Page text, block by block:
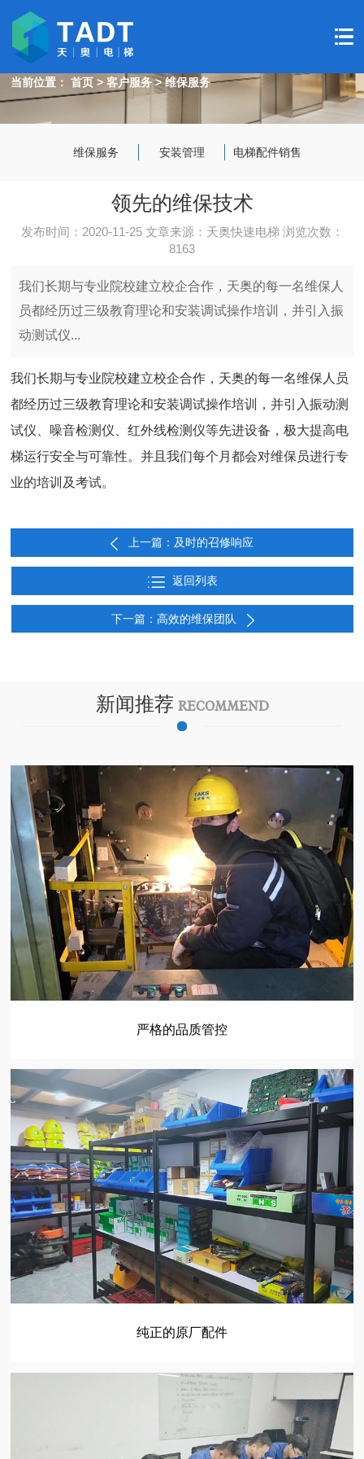
天奥电梯-动静之间，达您所愿！
TIANAO - STATIC AND DYNAMIC, ACHIEVE YOUR WISH!
当前位置：首页 >客户服务>维保服务
维保服务 安装管理 电梯配件销售
领先的维保技术
发布时间：2020-11-25 文章来源：天奥快速电梯 浏览次数：
8163
我们长期与专业院校建立校企合作，天奥的每一名维保人
员都经历过三级教育理论和安装调试操作培训，并引入振
动测试仪...
我们长期与专业院校建立校企合作，天奥的每一名维保人员
都经历过三级教育理论和安装调试操作培训，并引入振动测
试仪、噪音检测仪、红外线检测仪等先进设备，极大提高电
梯运行安全与可靠性。并且我们每个月都会对维保员进行专
业的培训及考试。
上一篇：及时的召修响应
返回列表
下一篇：高效的维保团队
新闻推荐 RECOMMEND
严格的品质管控
纯正的原厂配件